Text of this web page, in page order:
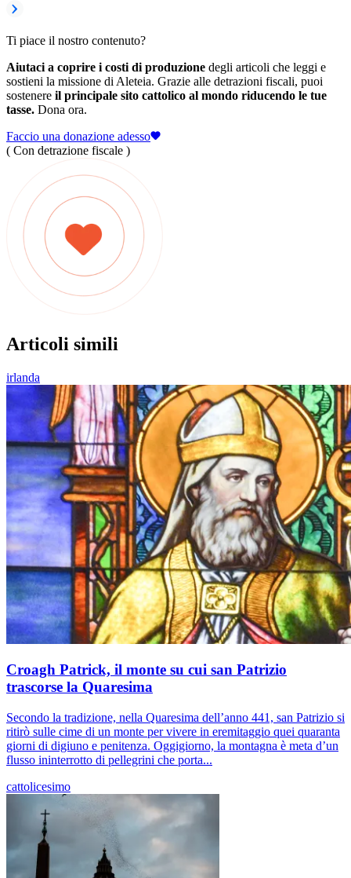
Ti piace il nostro contenuto?
Aiutaci a coprire i costi di produzione degli articoli che leggi e
sostieni la missione di Aleteia. Grazie alle detrazioni fiscali, puoi
sostenere il principale sito cattolico al mondo riducendo le tue
tasse. Dona ora.
Faccio una donazione adesso
( Con detrazione fiscale )
Articoli simili
irlanda
Croagh Patrick, il monte su cui san Patrizio
trascorse la Quaresima
Secondo la tradizione, nella Quaresima dell’anno 441, san Patrizio si
ritirò sulle cime di un monte per vivere in eremitaggio quei quaranta
giorni di digiuno e penitenza. Oggigiorno, la montagna è meta d’un
flusso ininterrotto di pellegrini che porta...
cattolicesimo